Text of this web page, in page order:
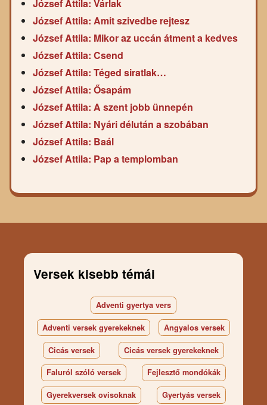
József Attila: Várlak
József Attila: Amit szivedbe rejtesz
József Attila: Mikor az uccán átment a kedves
József Attila: Csend
József Attila: Téged siratlak…
József Attila: Ősapám
József Attila: A szent jobb ünnepén
József Attila: Nyári délután a szobában
József Attila: Baál
József Attila: Pap a templomban
Versek kisebb témái
Adventi gyertya vers
Adventi versek gyerekeknek Angyalos versek
Cicás versek Cicás versek gyerekeknek
Faluról szóló versek Fejlesztő mondókák
Gyerekversek ovisoknak Gyertyás versek